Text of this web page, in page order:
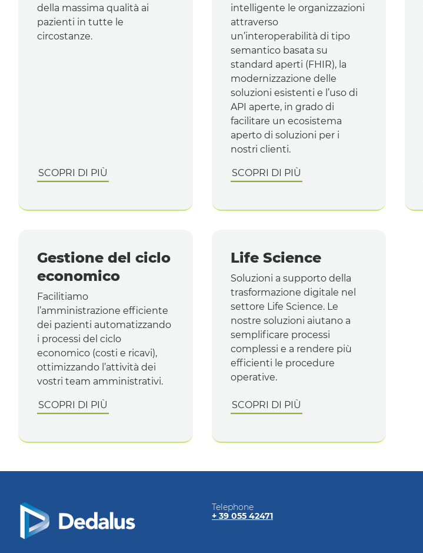
della massima qualità ai
pazienti in tutte le
circostanze.
SCOPRI DI PIÙ
intelligente le organizzazioni
attraverso
un’interoperabilità di tipo
semantico basata su
standard aperti (FHIR), la
modernizzazione delle
soluzioni esistenti e l’uso di
API aperte, in grado di
facilitare un ecosistema
aperto di soluzioni per i
nostri clienti.
SCOPRI DI PIÙ
Gestione del ciclo
economico
Facilitiamo
l’amministrazione efficiente
dei pazienti automatizzando
i processi del ciclo
economico (costi e ricavi),
ottimizzando l’attività dei
vostri team amministrativi.
SCOPRI DI PIÙ
Life Science
Soluzioni a supporto della
trasformazione digitale nel
settore Life Science. Le
nostre soluzioni aiutano a
semplificare processi
complessi e a rendere più
efficienti le procedure
operative.
SCOPRI DI PIÙ
Telephone
+ 39 055 42471